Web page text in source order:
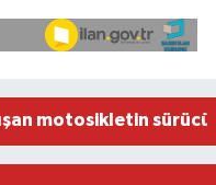
Geldi: TOKİ Konut
motosikletin